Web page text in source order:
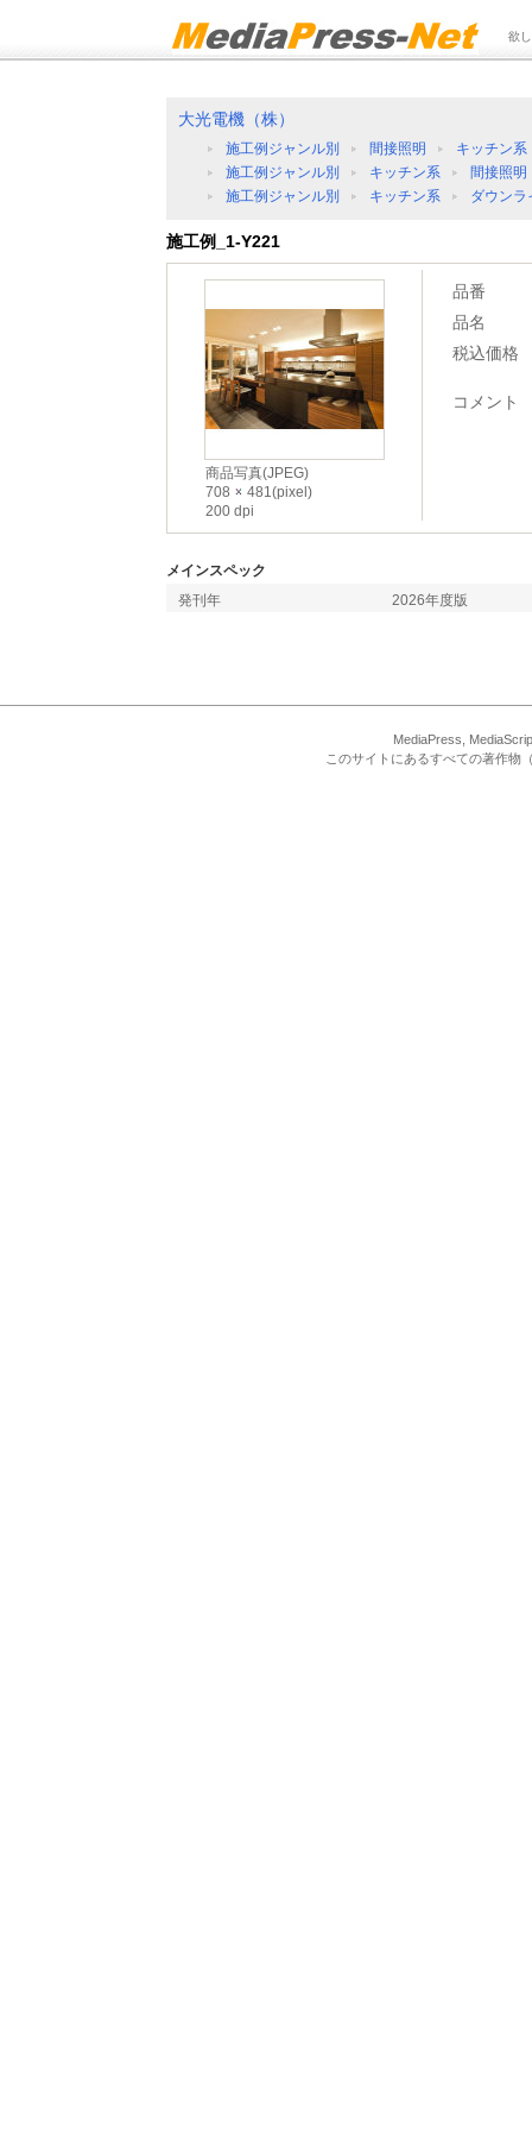
欲
大光電機（株）
施工例ジャンル別 間接照明
キッチン系
施工例ジャンル別
キッチン系
間接照明
施工例ジャンル別
キッチン系 ダウンラ
施工例_1-Y221
商品写真(JPEG)
708
481(pixel)
200 dpi
品番
品名
税込価格
コメント
メインスペック
発刊年
2026年度版
MediaPress,
このサイトにあるすべての著作物